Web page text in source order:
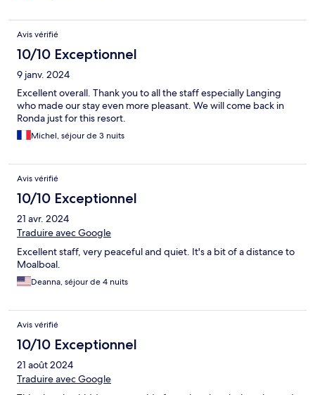
Avis vérifié
10/10 Exceptionnel
9 janv. 2024
Excellent overall. Thank you to all the staff especially Langing
who made our stay even more pleasant. We will come back in
Ronda just for this resort.
Michel, séjour de 3 nuits
Avis vérifié
10/10 Exceptionnel
21 avr. 2024
Traduire avec Google
Excellent staff, very peaceful and quiet. It's a bit of a distance to
Moalboal.
Deanna, séjour de 4 nuits
Avis vérifié
10/10 Exceptionnel
21 août 2024
Traduire avec Google